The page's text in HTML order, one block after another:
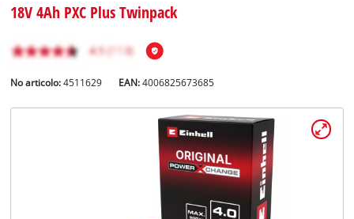
18V 4Ah PXC Plus Twinpack
No articolo: 4511629 EAN:4006825673685